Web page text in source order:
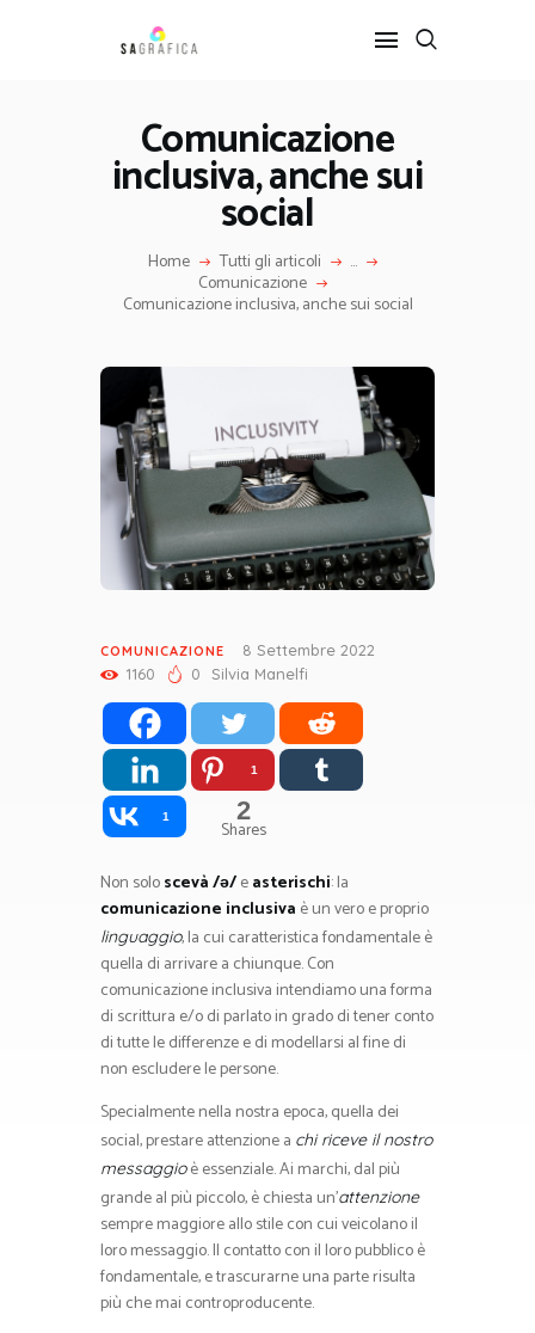
Comunicazione
inclusiva, anche sui
social
Home Tutti gli articoli ...
Comunicazione
Comunicazione inclusiva, anche sui social
HOME
GRAFICA
INTERIOR DESIGN
SERVIZI
COMUNICAZIONE
8 Settembre 2022
1160
0 Silvia Manelfi
1
1 2
Shares
Non soloscevà /ə/easterischi: la
comunicazione inclusiva è un vero e proprio
linguaggio, la cui caratteristica fondamentale è
quella di arrivare a chiunque. Con
comunicazione inclusiva intendiamo una forma
di scrittura e/o di parlato in grado di tener conto
di tutte le differenze e di modellarsi al fine di
non escludere le persone.
Specialmente nella nostra epoca, quella dei
social, prestare attenzione a chi riceve il nostro
messaggioè essenziale. Ai marchi, dal più
grande al più piccolo, è chiesta un’attenzione
sempre maggiore allo stile con cui veicolano il
loro messaggio. Il contatto con il loro pubblico è
fondamentale, e trascurarne una parte risulta
più che mai controproducente.